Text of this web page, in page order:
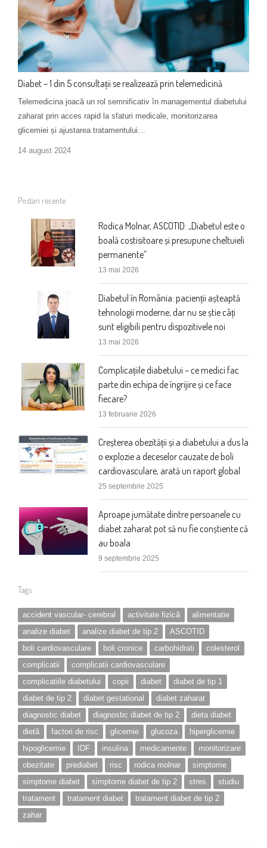
Diabet – 1 din 5 consultații se realizează prin telemedicină
Telemedicina joacă un rol semnificativ în managementul diabetului
zaharat prin acces rapid la sfaturi medicale, monitorizarea
glicemiei și ajustarea tratamentului…
14 august 2024
Postari recente
Rodica Molnar, ASCOTID: „Diabetul este o
boală costisitoare și presupune cheltuieli
permanente”
13 mai 2026
Diabetul în România: pacienții așteaptă
tehnologii moderne, dar nu se știe câți
sunt eligibili pentru dispozitivele noi
13 mai 2026
Complicațiile diabetului – ce medici fac
parte din echipa de îngrijire și ce face
fiecare?
13 februarie 2026
Creșterea obezității și a diabetului a dus la
o explozie a deceselor cauzate de boli
cardiovasculare, arată un raport global
25 septembrie 2025
Aproape jumătate dintre persoanele cu
diabet zaharat pot să nu fie conștiente că
au boala
9 septembrie 2025
Tags
accident vascular- cerebral activitate fizică
alimentatie
analize diabet
analize diabet de tip 2
ASCOTID
boli cardiovasculare
boli cronice carbohidrati
colesterol
complicatii
complicatii cardiovasculare
complicatiile diabetului
copii diabet
diabet de tip 1
diabet de tip 2
diabet gestational
diabet zaharat
diagnostic diabet
diagnostic diabet de tip 2
dieta diabet
dietă
factori de risc glicemie glucoza
hiperglicemie
hipoglicemie
IDF insulina medicamente
monitorizare
obezitate
prediabet risc rodica molnar
simptome
simptome diabet
simptome diabet de tip 2 stres
studiu
tratament
tratament diabet
tratament diabet de tip 2
zahar